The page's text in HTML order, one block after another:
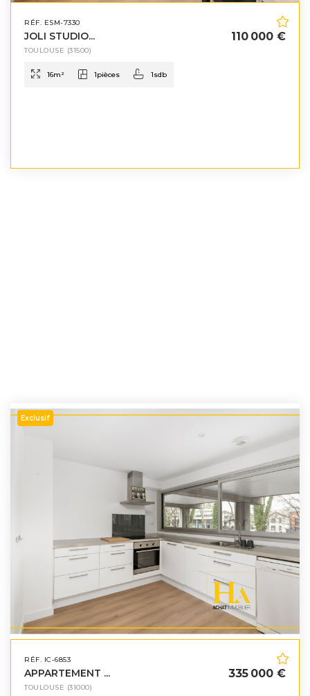
RÉF. ESM-7330
JOLI STUDIO...
TOULOUSE (31500)
110 000 €
16m² 1pièces 1sdb
Exclusif
RÉF. IC-6853
APPARTEMENT ...
TOULOUSE (31000)
335 000 €